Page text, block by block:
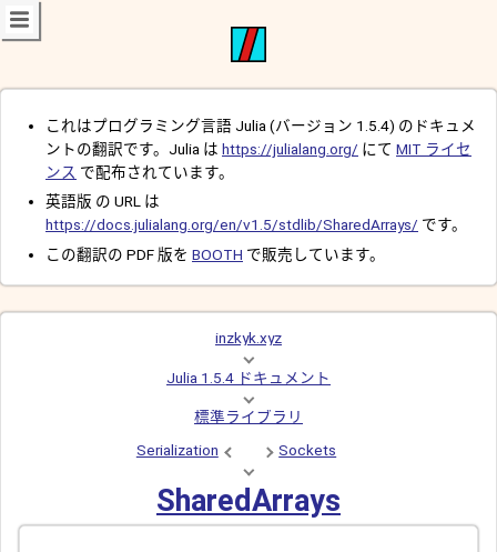
これはプログラミング言語 Julia (バージョン 1.5.4) のドキュメ
ントの翻訳です。Julia は https://julialang.org/ にて MIT ライセ
ンス で配布されています。
英語版 の URL は
https://docs.julialang.org/en/v1.5/stdlib/SharedArrays/ です。
この翻訳の PDF 版を BOOTH で販売しています。
inzkyk.xyz
Julia 1.5.4 ドキュメント
標準ライブラリ
Serialization
Sockets
SharedArrays